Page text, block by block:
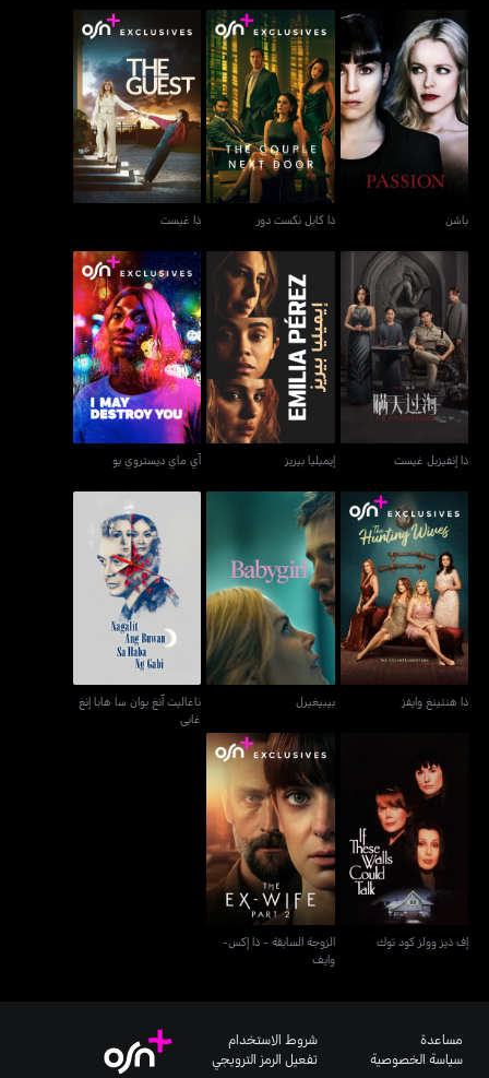
باشن
باشن
ذا كابل نكست دور
ذا كابل نكست دور
ذا غيست
ذا غيست
ذا إنفيزبل غيست
ذا إنفيزبل غيست
إيميليا بيريز
إيميليا بيريز
آي ماي ديستروي يو
آي ماي ديستروي يو
ذا هنتينغ وايفز
ذا هنتينغ وايفز
بيبيغيرل
بيبيغيرل
ناغاليت آنغ بوان سا هابا إنغ
غابي
ناغاليت آنغ بوان سا هابا إنغ
غابي
إف ذيز وولز كود توك
إف ذيز وولز كود توك
الزوجة السابقة - ذا إكس-
وايف
الزوجة السابقة - ذا إكس-
وايف
مساعدة
سياسة الخصوصية
شروط الاستخدام
تفعيل الرمز الترويجي